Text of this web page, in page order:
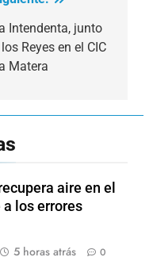
Intendenta, junto
Reyes en el CIC
Matera
aire en el
los errores
5 horas atrás 0